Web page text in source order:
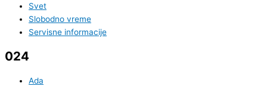
Svet
Slobodno vreme
Servisne informacije
024
Ada